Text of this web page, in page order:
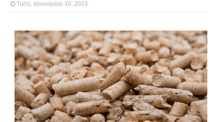
Τρίτη, Ιανουαρίου 10, 2023